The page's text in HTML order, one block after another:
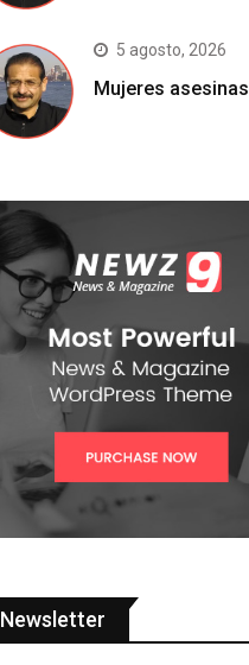
5 agosto, 2026
Mujeres asesinas
Newsletter